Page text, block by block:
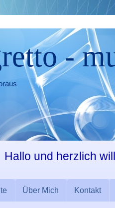
-
Hallo und herzlich
Über Mich Kontakt